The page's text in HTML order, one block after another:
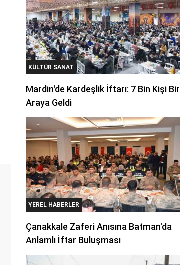
KÜLTÜR SANAT
Mardin'de Kardeşlik İftarı: 7 Bin Kişi Bir
Araya Geldi
YEREL HABERLER
Çanakkale Zaferi Anısına Batman'da
Anlamlı İftar Buluşması